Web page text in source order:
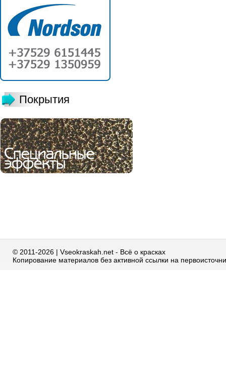
Покрытия
© 2011-2026 | Vseokraskah.net - Всё о красках
Копирование материалов без активной ссылки на